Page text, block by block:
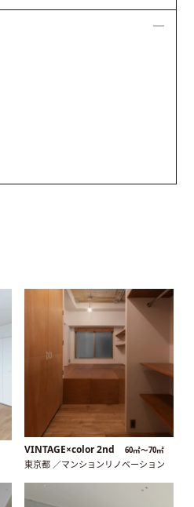
VINTAGE×color 2nd 60㎡〜70㎡
東京都 ／マンションリノベーション